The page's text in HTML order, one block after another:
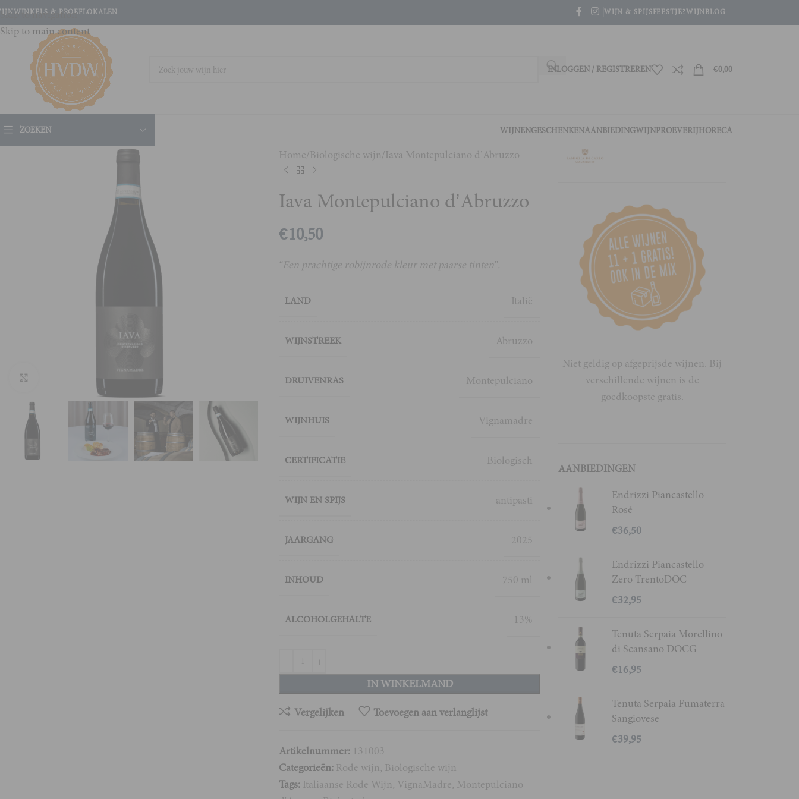
Skip to navigation
Skip to main content
& PROEFLOKALEN WIJN & SPIJS FEESTJE?WIJNBLOG
INLOGGEN / REGISTREREN €0,00
ZOEKEN WIJNENGESCHENKENAANBIEDINGWIJNPROEVERIJHORECA
Home Biologische wijn Iava Montepulciano d’Abruzzo
Iava Montepulciano d’Abruzzo
€10,50
“Een prachtige robijnrode kleur met paarse tinten”.
LAND Italië
WIJNSTREEK Abruzzo
DRUIVENRAS Montepulciano
WIJNHUIS Vignamadre
CERTIFICATIE Biologisch
WIJN EN SPIJS antipasti
JAARGANG 2025
INHOUD 750 ml
ALCOHOLGEHALTE 13%
IN WINKELMAND
Vergelijken
Toevoegen aan verlanglijst
Artikelnummer: 131003
Categorieën: Rode wijn, Biologische wijn
Tags: Italiaanse Rode Wijn, VignaMadre, Montepulciano
Niet geldig op afgeprijsde wijnen. Bij
verschillende wijnen is de
goedkoopste gratis.
AANBIEDINGEN
Endrizzi Piancastello
Rosé
€36,50
Endrizzi Piancastello
Zero TrentoDOC
€32,95
Tenuta Serpaia Morellino
di Scansano DOCG
€16,95
Tenuta Serpaia Fumaterra
Sangiovese
€39,95